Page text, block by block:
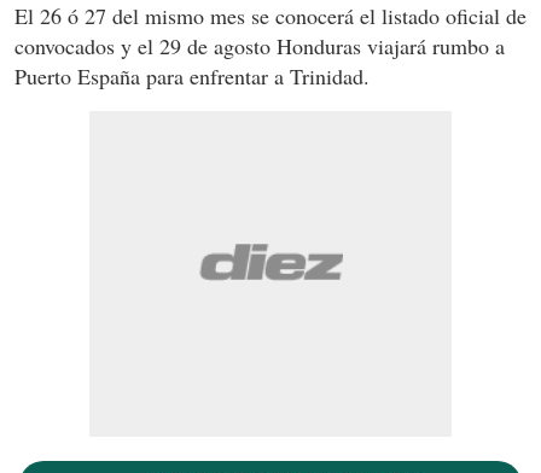
El 26 ó 27 del mismo mes se conocerá el listado oficial de
convocados y el 29 de agosto Honduras viajará rumbo a
Puerto España para enfrentar a Trinidad.